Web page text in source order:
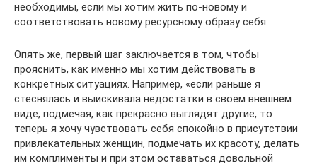
необходимы, если мы хотим жить по-новому и
соответствовать новому ресурсному образу себя.
Опять же, первый шаг заключается в том, чтобы
прояснить, как именно мы хотим действовать в
конкретных ситуациях. Например, «если раньше я
стеснялась и выискивала недостатки в своем внешнем
виде, подмечая, как прекрасно выглядят другие, то
теперь я хочу чувствовать себя спокойно в присутствии
привлекательных женщин, подмечать их красоту, делать
им комплименты и при этом оставаться довольной